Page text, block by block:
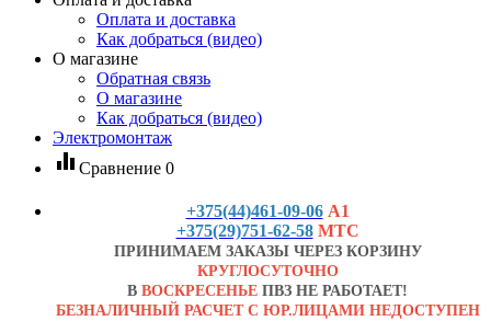
Оплата и доставка
Как добраться (видео)
О магазине
Обратная связь
О магазине
Как добраться (видео)
Электромонтаж
equalizer Сравнение 0
+375(44)461-09-06 А1
+375(29)751-62-58 МТС
ПРИНИМАЕМ ЗАКАЗЫ ЧЕРЕЗ КОРЗИНУ
КРУГЛОСУТОЧНО
В ВОСКРЕСЕНЬЕ ПВЗ НЕ РАБОТАЕТ!
БЕЗНАЛИЧНЫЙ РАСЧЕТ С ЮР.ЛИЦАМИ НЕДОСТУПЕН